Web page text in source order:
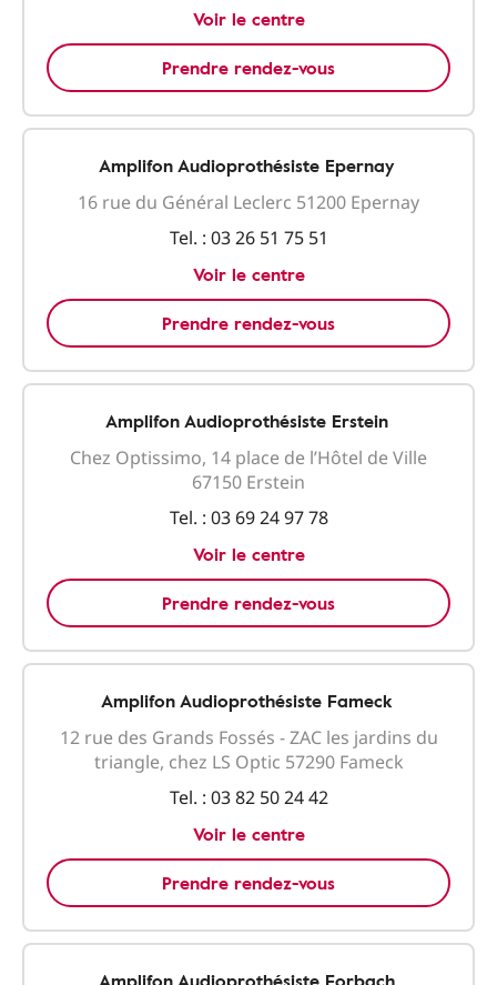
Voir le centre
Prendre rendez-vous
Amplifon Audioprothésiste Epernay
16 rue du Général Leclerc 51200 Epernay
Tel. : 03 26 51 75 51
Voir le centre
Prendre rendez-vous
Amplifon Audioprothésiste Erstein
Chez Optissimo, 14 place de l’Hôtel de Ville
67150 Erstein
Tel. : 03 69 24 97 78
Voir le centre
Prendre rendez-vous
Amplifon Audioprothésiste Fameck
12 rue des Grands Fossés - ZAC les jardins du
triangle, chez LS Optic 57290 Fameck
Tel. : 03 82 50 24 42
Voir le centre
Prendre rendez-vous